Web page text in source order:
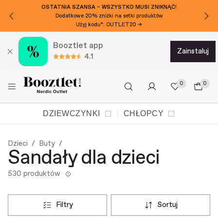
OSTATNIA SZANSA – WSZYSTKO MUSI ZNIKNĄĆ!
Dodatkowe 20% zniżki na setki produktów
Użyj kodu*: OUTLET20 →
Booztlet app
4.1
zainstaluj
0 0
DZIEWCZYNKI CHŁOPCY
Dzieci Buty
Sandały dla dzieci
530 produktów
filtry sortuj